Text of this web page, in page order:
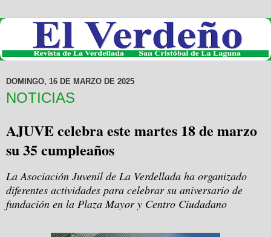
DOMINGO, 16 DE MARZO DE 2025
NOTICIAS
AJUVE celebra este martes 18 de marzo
su 35 cumpleaños
La Asociación Juvenil de La Verdellada ha organizado
diferentes actividades para celebrar su aniversario de
fundación en la Plaza Mayor y Centro Ciudadano